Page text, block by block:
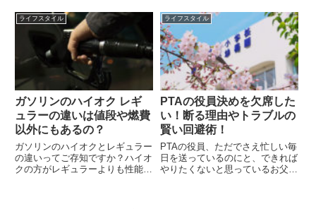
やっぱりもらって嬉しいのが出産
祝い。もらって一番嬉しい物は、
赤ちゃんの物なら、よだれかけ、
おむつ、おくるみなど、最近流
行...
ことです。「～したい」「こうい
うふうになればいいな」という願
いを繰り返すことで潜在意識に働
きかけ、今の自分を好転させる
の...
ライフスタイル
ガソリンのハイオク レギ
ュラーの違いは値段や燃費
以外にもあるの？
ガソリンのハイオクとレギュラー
の違いってご存知ですか？ハイオ
クの方がレギュラーよりも性能が
ライフスタイル
PTAの役員決めを欠席した
い！断る理由やトラブルの
賢い回避術！
PTAの役員、ただでさえ忙しい毎
日を送っているのにと、できれば
やりたくないと思っているお父さ